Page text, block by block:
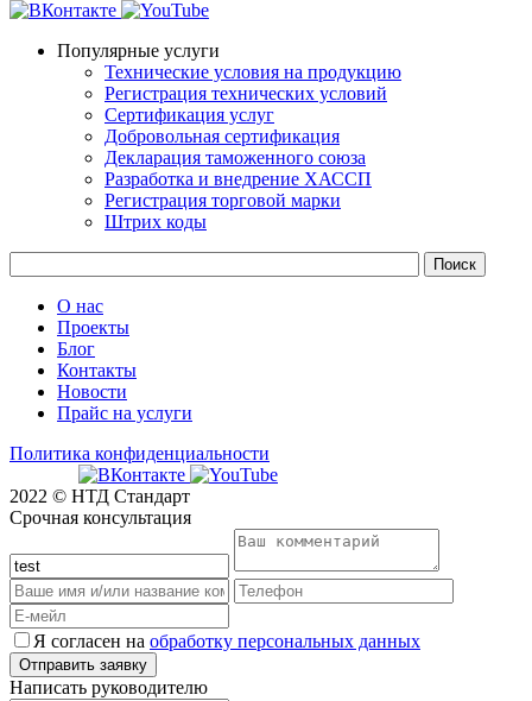
Популярные услуги
Технические условия на продукцию
Регистрация технических условий
Сертификация услуг
Добровольная сертификация
Декларация таможенного союза
Разработка и внедрение ХАССП
Регистрация торговой марки
Штрих коды
О нас
Проекты
Блог
Контакты
Новости
Прайс на услуги
Политика конфиденциальности
2022 © НТД Стандарт
Срочная консультация
Я согласен на обработку персональных данных
Написать руководителю